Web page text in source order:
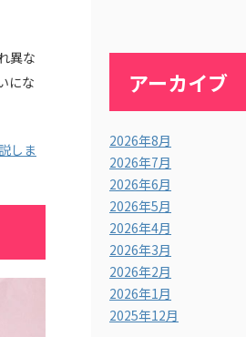
異な
にな
しま
アーカイブ
2026年8月
2026年7月
2026年6月
2026年5月
2026年4月
2026年3月
2026年2月
2026年1月
2025年12月